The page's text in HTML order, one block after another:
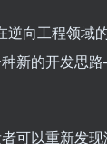
向工程领域
新的开发思
可以重新发